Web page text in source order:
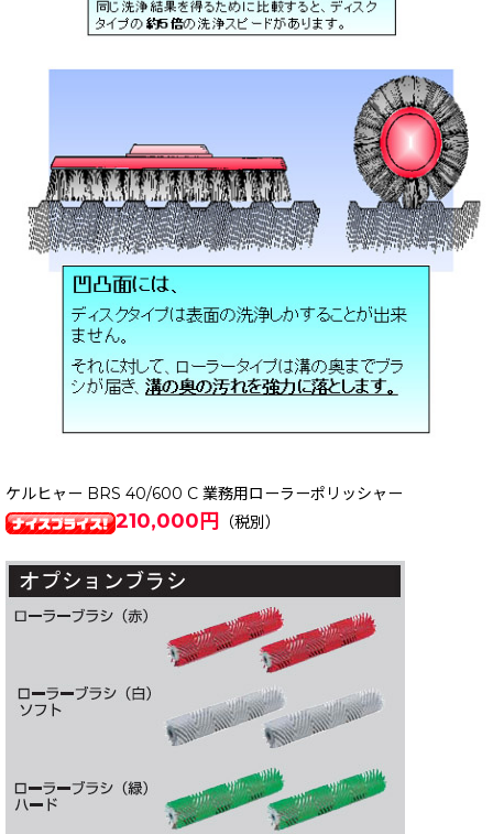
ケルヒャー BRS 40/600 C 業務用ローラーポリッシャー
210,000円 （税別）